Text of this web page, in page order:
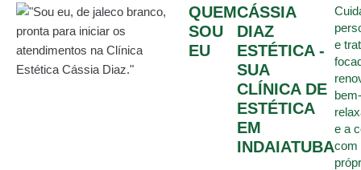
QUEM
SOU
EU
CÁSSIA
DIAZ
ESTÉTICA -
SUA
CLÍNICA DE
ESTÉTICA
EM
INDAIATUBA
e
e a
com